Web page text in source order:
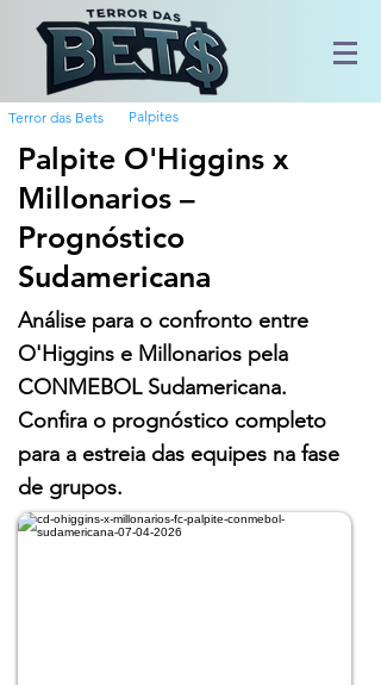
Terror das Bets Palpites
Palpite O'Higgins x
Millonarios –
Prognóstico
Sudamericana
Análise para o confronto entre
O'Higgins e Millonarios pela
CONMEBOL Sudamericana.
Confira o prognóstico completo
para a estreia das equipes na fase
de grupos.